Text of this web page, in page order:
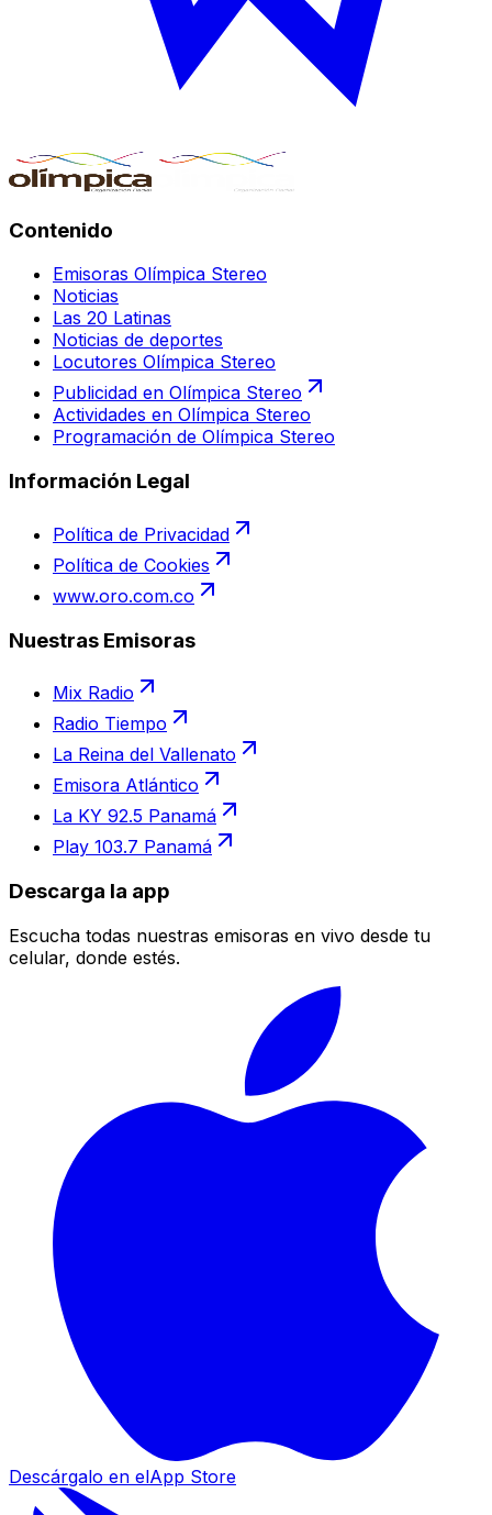
Contenido
Emisoras Olímpica Stereo
Noticias
Las 20 Latinas
Noticias de deportes
Locutores Olímpica Stereo
Publicidad en Olímpica Stereo
Actividades en Olímpica Stereo
Programación de Olímpica Stereo
Información Legal
Política de Privacidad
Política de Cookies
www.oro.com.co
Nuestras Emisoras
Mix Radio
Radio Tiempo
La Reina del Vallenato
Emisora Atlántico
La KY 92.5 Panamá
Play 103.7 Panamá
Descarga la app
Escucha todas nuestras emisoras en vivo desde tu
celular, donde estés.
Descárgalo en elApp Store